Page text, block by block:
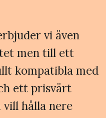
vi även
men till ett
kompatibla med
ett prisvärt
hålla nere